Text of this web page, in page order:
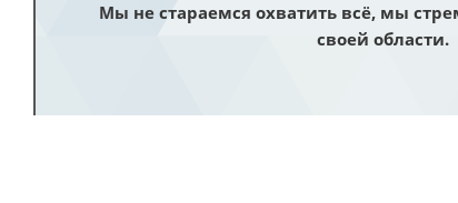
Мы не стараемся охватить всё, мы
своей области.